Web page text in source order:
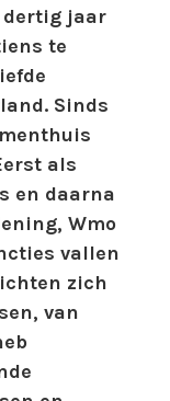
dertig jaar
te
Sinds
als
en daarna
Wmo
vallen
zich
van